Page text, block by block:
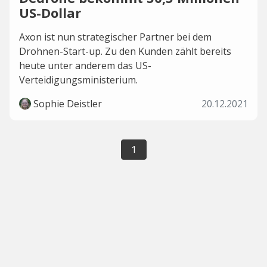
US-Dollar
Axon ist nun strategischer Partner bei dem
Drohnen-Start-up. Zu den Kunden zählt bereits
heute unter anderem das US-
Verteidigungsministerium.
Sophie Deistler
20.12.2021
1